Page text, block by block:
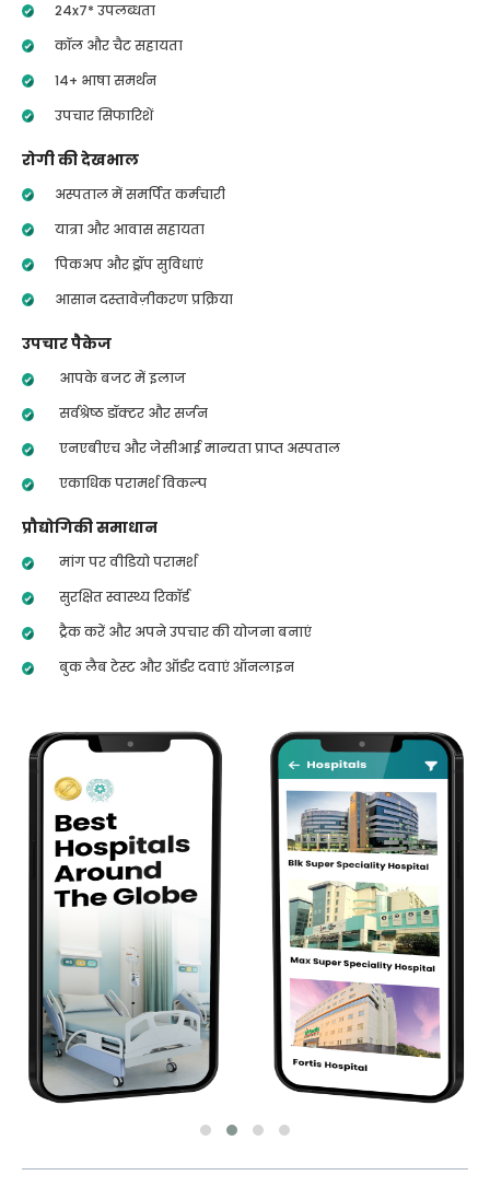
24x7* उपलब्धता
कॉल और चैट सहायता
14+ भाषा समर्थन
उपचार सिफारिशें
रोगी की देखभाल
अस्पताल में समर्पित कर्मचारी
यात्रा और आवास सहायता
पिकअप और ड्रॉप सुविधाएं
आसान दस्तावेज़ीकरण प्रक्रिया
उपचार पैकेज
आपके बजट में इलाज
सर्वश्रेष्ठ डॉक्टर और सर्जन
एनएबीएच और जेसीआई मान्यता प्राप्त अस्पताल
एकाधिक परामर्श विकल्प
प्रौद्योगिकी समाधान
मांग पर वीडियो परामर्श
सुरक्षित स्वास्थ्य रिकॉर्ड
ट्रैक करें और अपने उपचार की योजना बनाएं
बुक लैब टेस्ट और ऑर्डर दवाएं ऑनलाइन